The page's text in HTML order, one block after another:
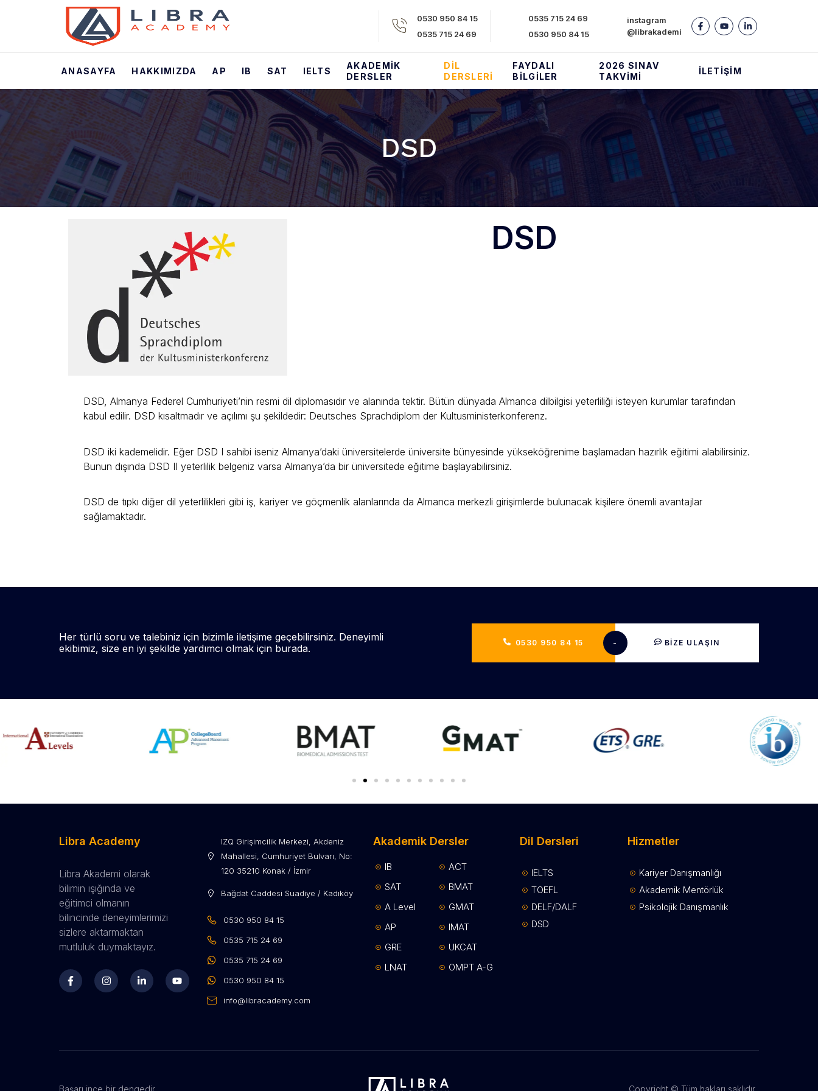
0530 950 84 15​
0535 715 24 69​
0535 715 24 69
0530 950 84 15
instagram
@librakademi
ANASAYFA HAKKIMIZDA AP IB SAT IELTS
AKADEMIK
DERSLER
DIL
DERSLERI
FAYDALI
BILGILER
2026 SINAV
TAKVIMI
İLETIŞIM
DSD
DSD
DSD, Almanya Federel Cumhuriyeti’nin resmi dil diplomasıdır ve alanında tektir. Bütün dünyada Almanca dilbilgisi yeterliliği isteyen kurumlar tarafından
kabul edilir. DSD kısaltmadır ve açılımı şu şekildedir: Deutsches Sprachdiplom der Kultusministerkonferenz.
DSD iki kademelidir. Eğer DSD I sahibi iseniz Almanya’daki üniversitelerde üniversite bünyesinde yükseköğrenime başlamadan hazırlık eğitimi alabilirsiniz.
Bunun dışında DSD II yeterlilik belgeniz varsa Almanya’da bir üniversitede eğitime başlayabilirsiniz.
DSD de tıpkı diğer dil yeterlilikleri gibi iş, kariyer ve göçmenlik alanlarında da Almanca merkezli girişimlerde bulunacak kişilere önemli avantajlar
sağlamaktadır.
Her türlü soru ve talebiniz için bizimle iletişime geçebilirsiniz. Deneyimli
ekibimiz, size en iyi şekilde yardımcı olmak için burada.
0530 950 84 15​ - BIZE ULAŞIN
Libra Academy
Libra Akademi olarak
bilimin ışığında ve
eğitimci olmanın
bilincinde deneyimlerimizi
sizlere aktarmaktan
mutluluk duymaktayız.
IZQ Girişimcilik Merkezi, Akdeniz
Mahallesi, Cumhuriyet Bulvarı, No:
120 35210 Konak / İzmir
Bağdat Caddesi Suadiye / Kadıköy
0530 950 84 15​
0535 715 24 69​
0535 715 24 69
0530 950 84 15
info@libracademy.com
Akademik Dersler
IB
SAT
A Level
AP
GRE
LNAT
ACT
BMAT
GMAT
IMAT
UKCAT
OMPT A-G
Dil Dersleri
IELTS
TOEFL
DELF/DALF
DSD
Hizmetler
Kariyer Danışmanlığı
Akademik Mentörlük
Psikolojik Danışmanlık
Başarı ince bir dengedir. Copyright © Tüm hakları saklıdır.